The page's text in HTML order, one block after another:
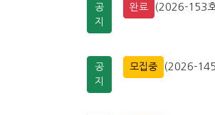
공
지
완료 (2026-153
공
지
모집중 (2026-145